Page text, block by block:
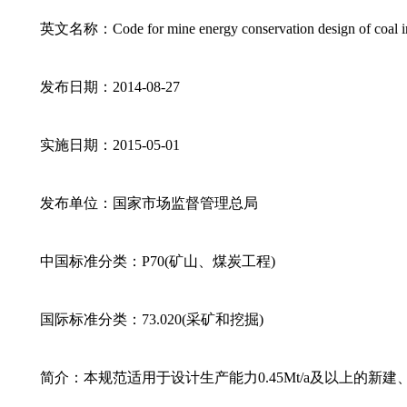
英文名称：Code for mine energy conservation design of coal
发布日期：2014-08-27
实施日期：2015-05-01
发布单位：国家市场监督管理总局
中国标准分类：P70(矿山、煤炭工程)
国际标准分类：73.020(采矿和挖掘)
简介：本规范适用于设计生产能力0.45Mt/a及以上的新